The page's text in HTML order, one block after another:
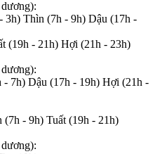
3h) Thìn (7h - 9h) Dậu (17h -
(19h - 21h) Hợi (21h - 23h)
- 7h) Dậu (17h - 19h) Hợi (21h -
(7h - 9h) Tuất (19h - 21h)